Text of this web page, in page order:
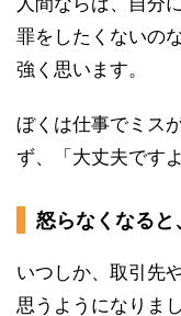
罪をしたくないの
強く思います。
ぼくは仕事でミス
ず、「大丈夫です
怒らなくなる
いつしか、取引先
思うようになりま